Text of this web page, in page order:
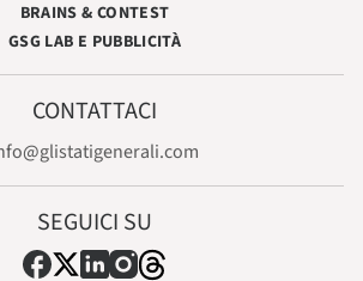
BRAINS & CONTEST
GSG LAB E PUBBLICITÀ
CONTATTACI
SEGUICI SU